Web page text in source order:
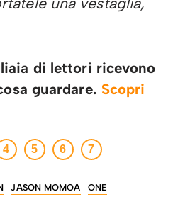
di lettori ricevono
guardare. Scopri
4 5 6 7
JASON MOMOA
ONE